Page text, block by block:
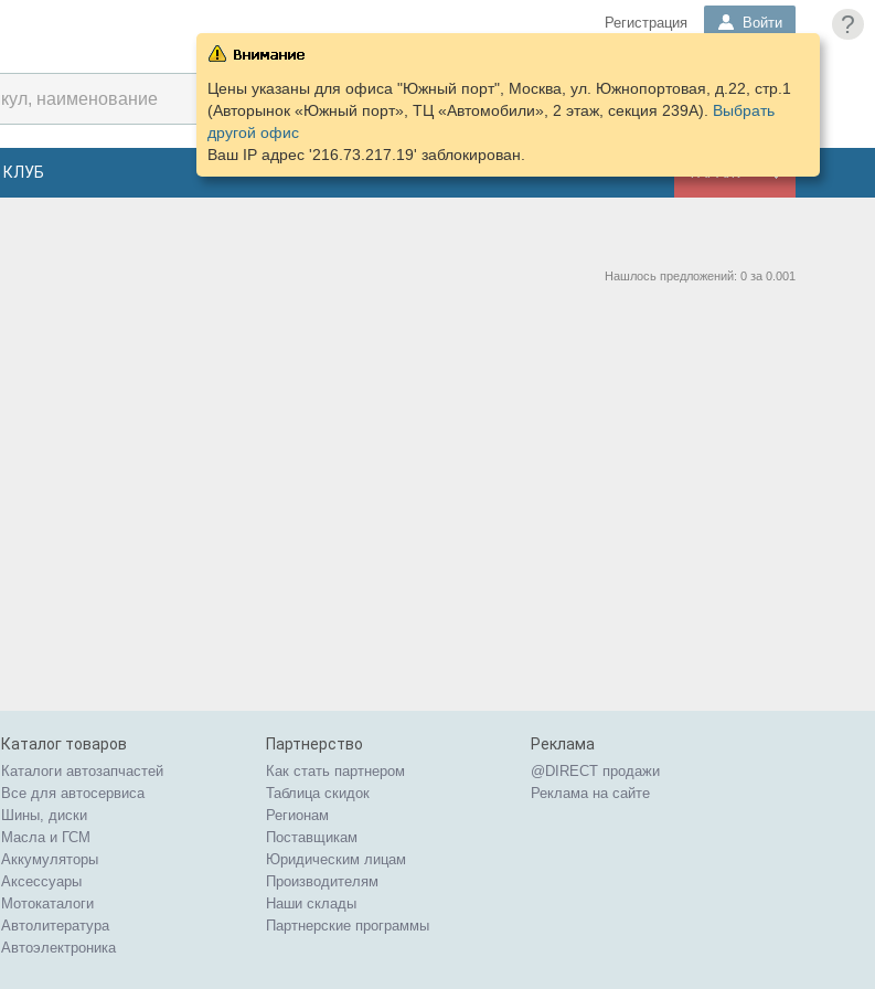
?
Регистрация Войти
КОРЗИНА
ПОДОБРАТЬ
ЗАПЧАСТИ
КЛУБ
Цены указаны для офиса "Южный порт", Москва, ул. Южнопортовая, д.22, стр.1
(Авторынок «Южный порт», ТЦ «Автомобили», 2 этаж, секция 239А). Выбрать
другой офис
Ваш IP адрес '216.73.217.19' заблокирован.
Нашлось предложений: 0 за 0.001
Каталог товаров
Каталоги автозапчастей
Все для автосервиса
Шины, диски
Масла и ГСМ
Аккумуляторы
Аксессуары
Мотокаталоги
Автолитература
Автоэлектроника
Партнерство
Как стать партнером
Таблица скидок
Регионам
Поставщикам
Юридическим лицам
Производителям
Наши склады
Партнерские программы
Реклама
@DIRECT продажи
Реклама на сайте